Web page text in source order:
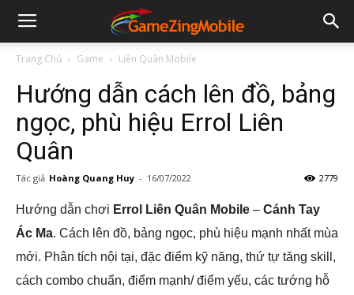
Trang Chủ Game Liên Quân Mobile
Hướng dẫn cách lên đồ, bảng
ngọc, phù hiệu Errol Liên
Quân
Tác giả Hoàng Quang Huy - 16/07/2022 2779
Hướng dẫn chơi Errol Liên Quân Mobile – Cánh Tay
Ác Ma. Cách lên đồ, bảng ngọc, phù hiệu mạnh nhất mùa
mới. Phân tích nội tại, đặc điểm kỹ năng, thứ tự tăng skill,
cách combo chuẩn, điểm mạnh/ điểm yếu, các tướng hỗ